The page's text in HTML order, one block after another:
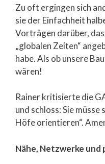
Zu oft ergingen sich
sie der Einfachheit
Vorträgen darüber,
„globalen Zeiten“
habe. Als ob unsere
wären!
Rainer kritisierte die
und schloss: Sie
Höfe orientieren“.
Nähe, Netzwerke